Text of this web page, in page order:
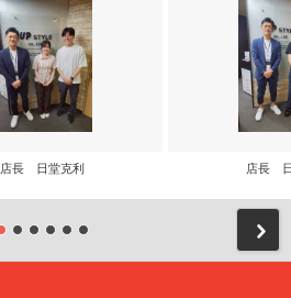
店長 日堂克利 店長